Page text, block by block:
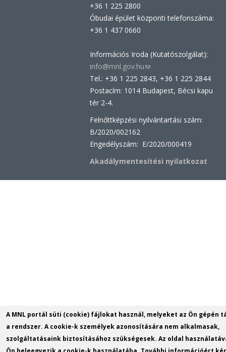
+36 1 225 2800
Óbudai épület központi telefonszáma:
+36 1 437 0660
Információs Iroda (Kutatószolgálat):
info@mnl.gov.hu(link
sends
e-
Tel.: +36 1 225 2843, +36 1 225 2844
Postacím: 1014 Budapest, Bécsi kapu
tér 2-4.
Felnőttképzési nyilvántartási szám:
B/2020/002162
Engedélyszám: E/2020/000419
Akadálymentesítési nyilatkozat
A MNL portál süti (cookie) fájlokat használ, melyeket az Ön gépén
a rendszer. A cookie-k személyek azonosítására nem alkalmasak,
szolgáltatásaink biztosításához szükségesek. Az oldal